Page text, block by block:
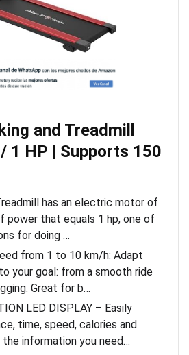
and Treadmill
1 HP | Supports 150
has an electric motor of
power that equals 1 hp, one of
for doing …
from 1 to 10 km/h: Adapt
your goal: from a smooth ride
Great for b…
LED DISPLAY – Easily
time, speed, calories and
the information you need…